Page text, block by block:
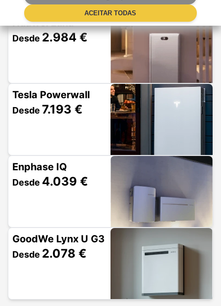
Huawei Luna
Desde 2.984 €
Tesla Powerwall
Desde 7.193 €
Enphase IQ
Desde 4.039 €
GoodWe Lynx U G3
Desde 2.078 €
ACEITAR TODAS